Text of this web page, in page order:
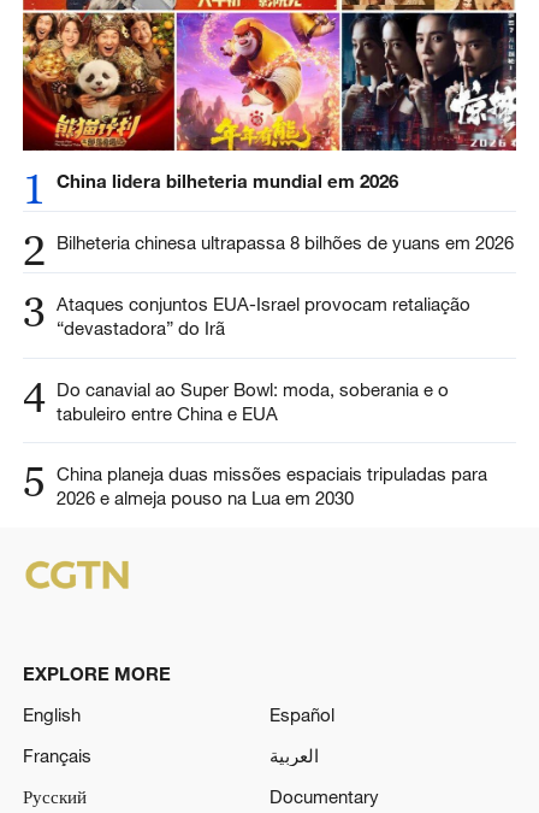
1 China lidera bilheteria mundial em 2026
2 Bilheteria chinesa ultrapassa 8 bilhões de yuans em 2026
3 Ataques conjuntos EUA-Israel provocam retaliação
“devastadora” do Irã
4 Do canavial ao Super Bowl: moda, soberania e o
tabuleiro entre China e EUA
5
China planeja duas missões espaciais tripuladas para
2026 e almeja pouso na Lua em 2030
EXPLORE MORE
English
Español
Français
العربية
Русский
Documentary